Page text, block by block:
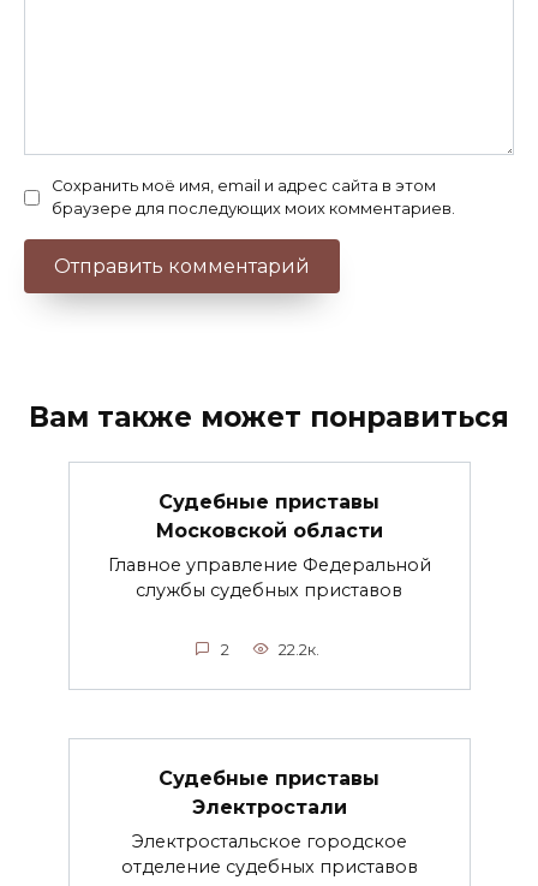
Сохранить моё имя, email и адрес сайта в этом
браузере для последующих моих комментариев.
Вам также может понравиться
Судебные приставы
Московской области
Главное управление Федеральной
службы судебных приставов
2 22.2к.
Судебные приставы
Электростали
Электростальское городское
отделение судебных приставов